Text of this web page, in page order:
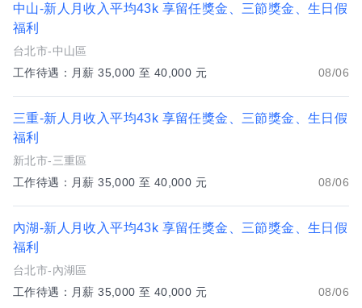
中山-新人月收入平均43k 享留任獎金、三節獎金、生日假
福利
台北市-中山區
工作待遇：月薪 35,000 至 40,000 元
08/06
三重-新人月收入平均43k 享留任獎金、三節獎金、生日假
福利
新北市-三重區
工作待遇：月薪 35,000 至 40,000 元
08/06
內湖-新人月收入平均43k 享留任獎金、三節獎金、生日假
福利
台北市-內湖區
工作待遇：月薪 35,000 至 40,000 元
08/06